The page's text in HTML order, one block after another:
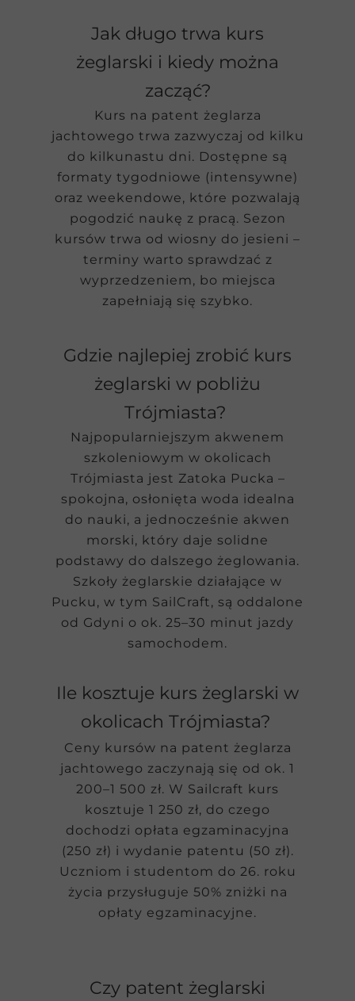
Jak długo trwa kurs
żeglarski i kiedy można
zacząć?
Kurs na patent żeglarza
jachtowego trwa zazwyczaj od kilku
do kilkunastu dni. Dostępne są
formaty tygodniowe (intensywne)
oraz weekendowe, które pozwalają
pogodzić naukę z pracą. Sezon
kursów trwa od wiosny do jesieni –
terminy warto sprawdzać z
wyprzedzeniem, bo miejsca
zapełniają się szybko.
Gdzie najlepiej zrobić kurs
żeglarski w pobliżu
Trójmiasta?
Najpopularniejszym akwenem
szkoleniowym w okolicach
Trójmiasta jest Zatoka Pucka –
spokojna, osłonięta woda idealna
do nauki, a jednocześnie akwen
morski, który daje solidne
podstawy do dalszego żeglowania.
Szkoły żeglarskie działające w
Pucku, w tym SailCraft, są oddalone
od Gdyni o ok. 25–30 minut jazdy
samochodem.
Ile kosztuje kurs żeglarski w
okolicach Trójmiasta?
Ceny kursów na patent żeglarza
jachtowego zaczynają się od ok. 1
200–1 500 zł. W Sailcraft kurs
kosztuje 1 250 zł, do czego
dochodzi opłata egzaminacyjna
(250 zł) i wydanie patentu (50 zł).
Uczniom i studentom do 26. roku
życia przysługuje 50% zniżki na
opłaty egzaminacyjne.
Czy patent żeglarski